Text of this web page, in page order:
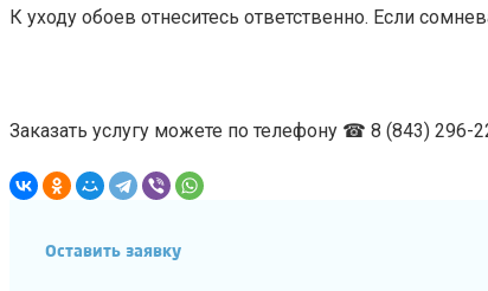
К уходу обоев отнеситесь ответственно. Если
Заказать услугу можете по телефону ☎ 8 (843)
Оставить заявку